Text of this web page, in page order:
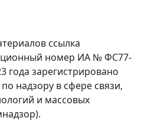
ссылка
номер ИА № ФС77-
года зарегистрировано
надзору в сфере связи,
и массовых